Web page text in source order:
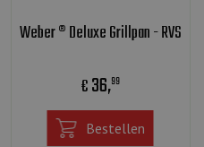
Weber ® Deluxe Grillpan - RVS
€36,99
Bestellen